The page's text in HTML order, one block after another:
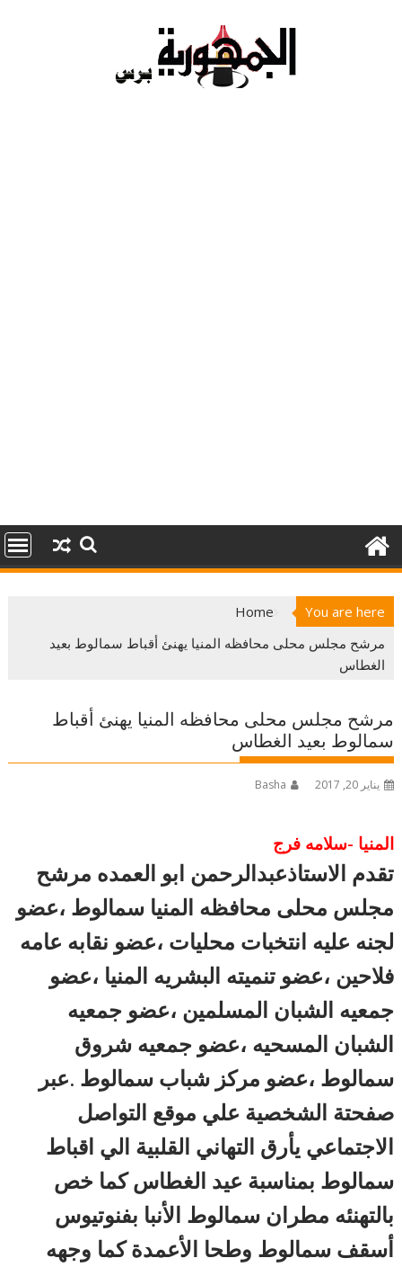
You are here
Home
مرشح مجلس محلى محافظه المنيا يهنئ أقباط سمالوط بعيد
الغطاس
مرشح مجلس محلى محافظه المنيا يهنئ أقباط
سمالوط بعيد الغطاس
يناير 20, 2017 Basha
المنيا -سلامه فرج
تقدم الاستاذعبدالرحمن ابو العمده مرشح
مجلس محلى محافظه المنيا سمالوط ،عضو
لجنه عليه انتخبات محليات ،عضو نقابه عامه
فلاحين ،عضو تنميته البشريه المنيا ،عضو
جمعيه الشبان المسلمين ،عضو جمعيه
الشبان المسحيه ،عضو جمعيه شروق
سمالوط ،عضو مركز شباب سمالوط .عبر
صفحتة الشخصية علي موقع التواصل
الاجتماعي يأرق التهاني القلبية الي اقباط
سمالوط بمناسبة عيد الغطاس كما خص
بالتهنئه مطران سمالوط الأنبا بفنوتيوس
أسقف سمالوط وطحا الأعمدة كما وجهه